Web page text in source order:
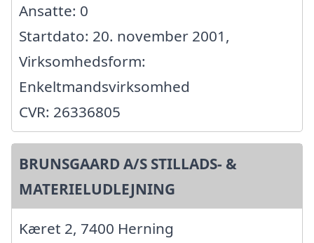
Ansatte: 0
Startdato: 20. november 2001,
Virksomhedsform:
Enkeltmandsvirksomhed
CVR: 26336805
BRUNSGAARD A/S STILLADS- &
MATERIELUDLEJNING
Kæret 2, 7400 Herning